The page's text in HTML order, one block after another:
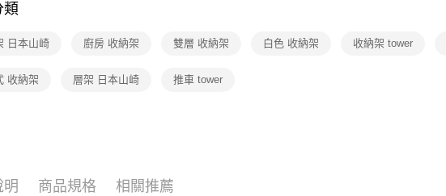
類
日本山崎 廚房 收納架 雙層 收納架 白色 收納架 收納架 tower
收納架 層架 日本山崎 推車 tower
明 商品規格 相關推薦